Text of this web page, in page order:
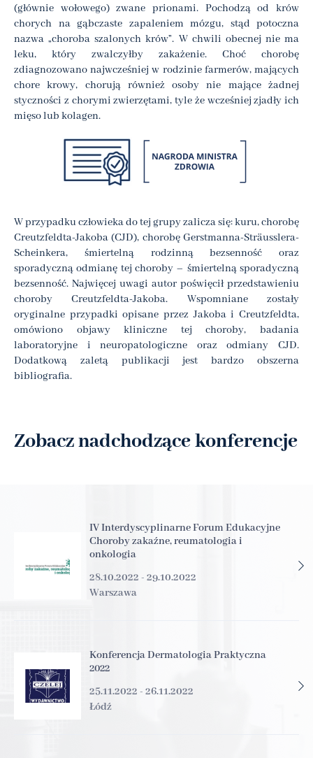
(głównie wołowego) zwane prionami. Pochodzą od krów
chorych na gąbczaste zapaleniem mózgu, stąd potoczna
nazwa „choroba szalonych krów”. W chwili obecnej nie ma
leku, który zwalczyłby zakażenie. Choć chorobę
zdiagnozowano najwcześniej w rodzinie farmerów, mających
chore krowy, chorują również osoby nie mające żadnej
styczności z chorymi zwierzętami, tyle że wcześniej zjadły ich
mięso lub kolagen.
W przypadku człowieka do tej grupy zalicza się: kuru, chorobę
Creutzfeldta-Jakoba (CJD), chorobę Gerstmanna-Sträusslera-
Scheinkera, śmiertelną rodzinną bezsenność oraz
sporadyczną odmianę tej choroby – śmiertelną sporadyczną
bezsenność. Najwięcej uwagi autor poświęcił przedstawieniu
choroby Creutzfeldta-Jakoba. Wspomniane zostały
oryginalne przypadki opisane przez Jakoba i Creutzfeldta,
omówiono objawy kliniczne tej choroby, badania
laboratoryjne i neuropatologiczne oraz odmiany CJD.
Dodatkową zaletą publikacji jest bardzo obszerna
bibliografia.
Zobacz nadchodzące konferencje
IV Interdyscyplinarne Forum Edukacyjne
Choroby zakaźne, reumatologia i
onkologia
28.10.2022 - 29.10.2022
Warszawa
Konferencja Dermatologia Praktyczna
2022
25.11.2022 - 26.11.2022
Łódź